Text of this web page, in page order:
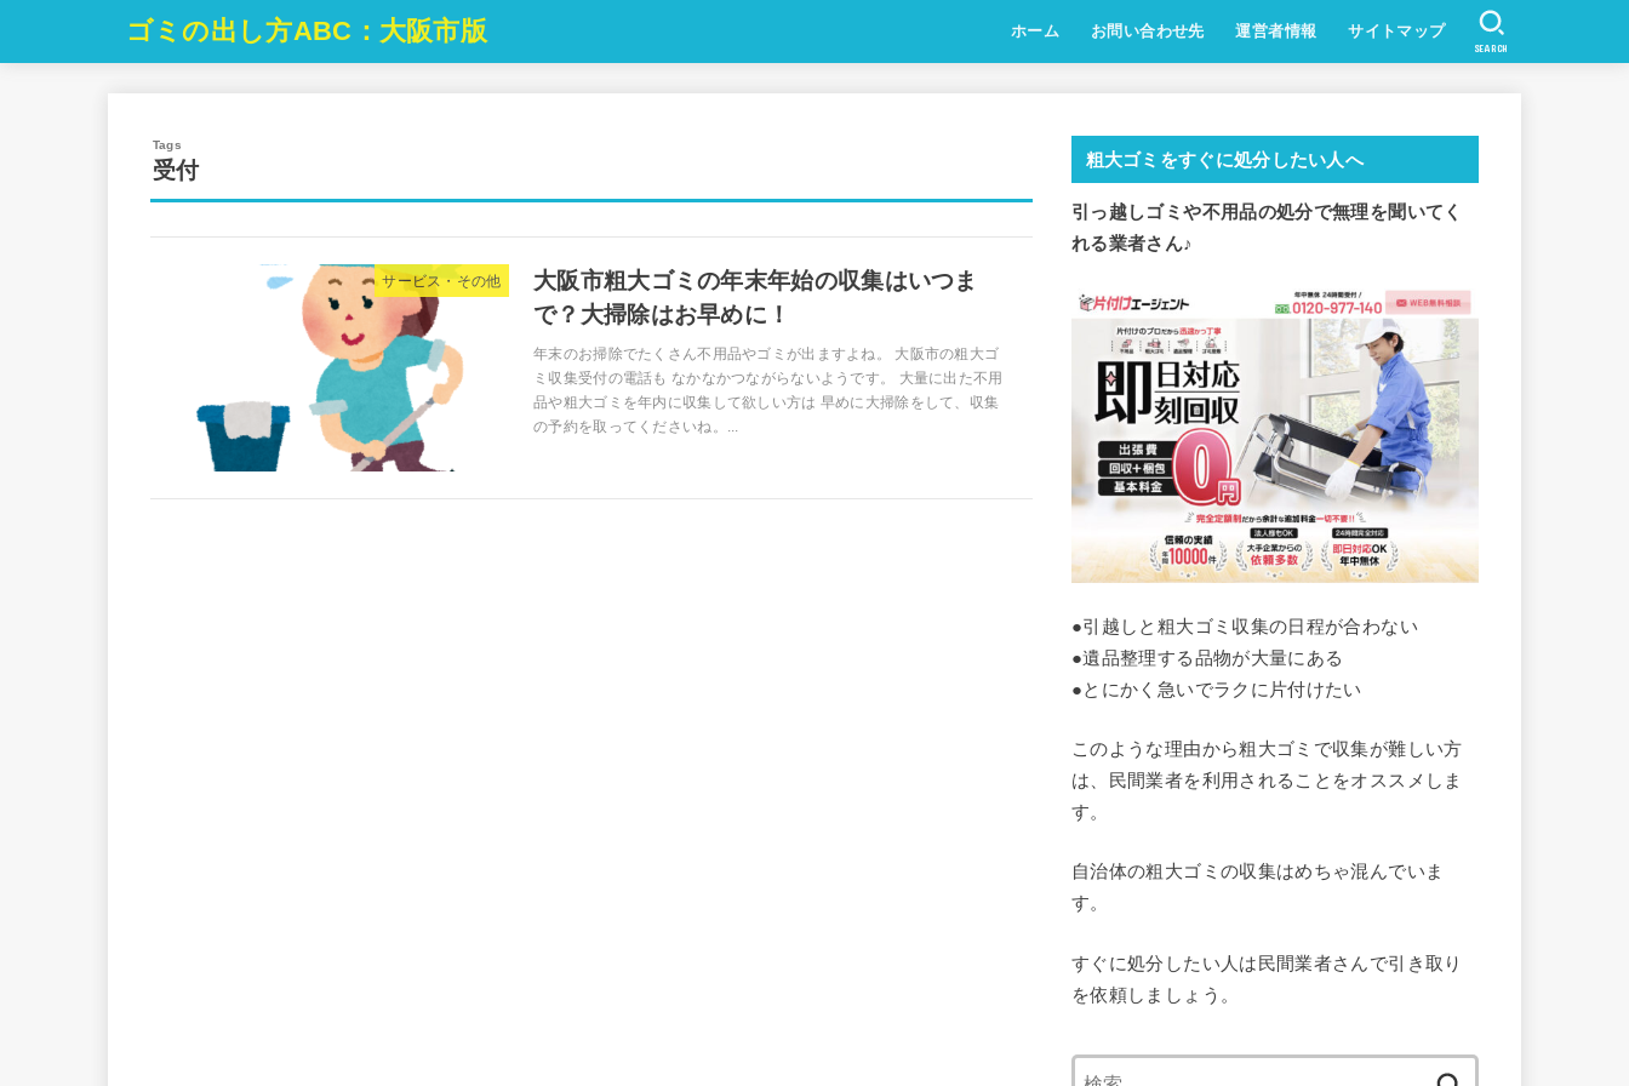
ゴミの出し方ABC：大阪市版 ホーム お問い合わせ先 運営者情報 サイトマップ
SEARCH
受付
サービス・その他
大阪市粗大ゴミの年末年始の収集はいつま
で？大掃除はお早めに！
年末のお掃除でたくさん不用品やゴミが出ますよね。 大阪市の粗大ゴ
ミ収集受付の電話も なかなかつながらないようです。 大量に出た不用
品や粗大ゴミを年内に収集して欲しい方は 早めに大掃除をして、収集
の予約を取ってくださいね。...
粗大ゴミをすぐに処分したい人へ
引っ越しゴミや不用品の処分で無理を聞いてく
れる業者さん♪
●引越しと粗大ゴミ収集の日程が合わない
●遺品整理する品物が大量にある
●とにかく急いでラクに片付けたい
このような理由から粗大ゴミで収集が難しい方
は、民間業者を利用されることをオススメしま
す。
自治体の粗大ゴミの収集はめちゃ混んでいま
す。
すぐに処分したい人は民間業者さんで引き取り
を依頼しましょう。